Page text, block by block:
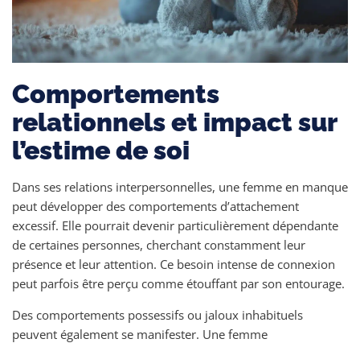
Comportements
relationnels et impact sur
l’estime de soi
Dans ses relations interpersonnelles, une femme en manque
peut développer des comportements d’attachement
excessif. Elle pourrait devenir particulièrement dépendante
de certaines personnes, cherchant constamment leur
présence et leur attention. Ce besoin intense de connexion
peut parfois être perçu comme étouffant par son entourage.
Des comportements possessifs ou jaloux inhabituels
peuvent également se manifester. Une femme